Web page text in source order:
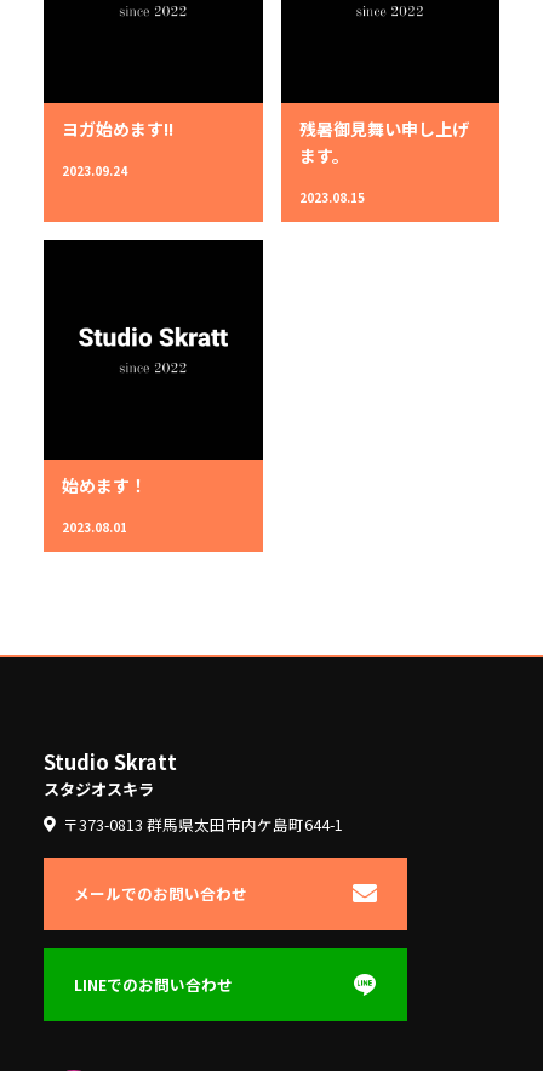
ヨガ始めます!!
2023.09.24
残暑御見舞い申し上げ
ます。
2023.08.15
始めます！
2023.08.01
Studio Skratt
スタジオスキラ
〒373-0813 群馬県太田市内ケ島町644-1
メールでのお問い合わせ
LINEでのお問い合わせ